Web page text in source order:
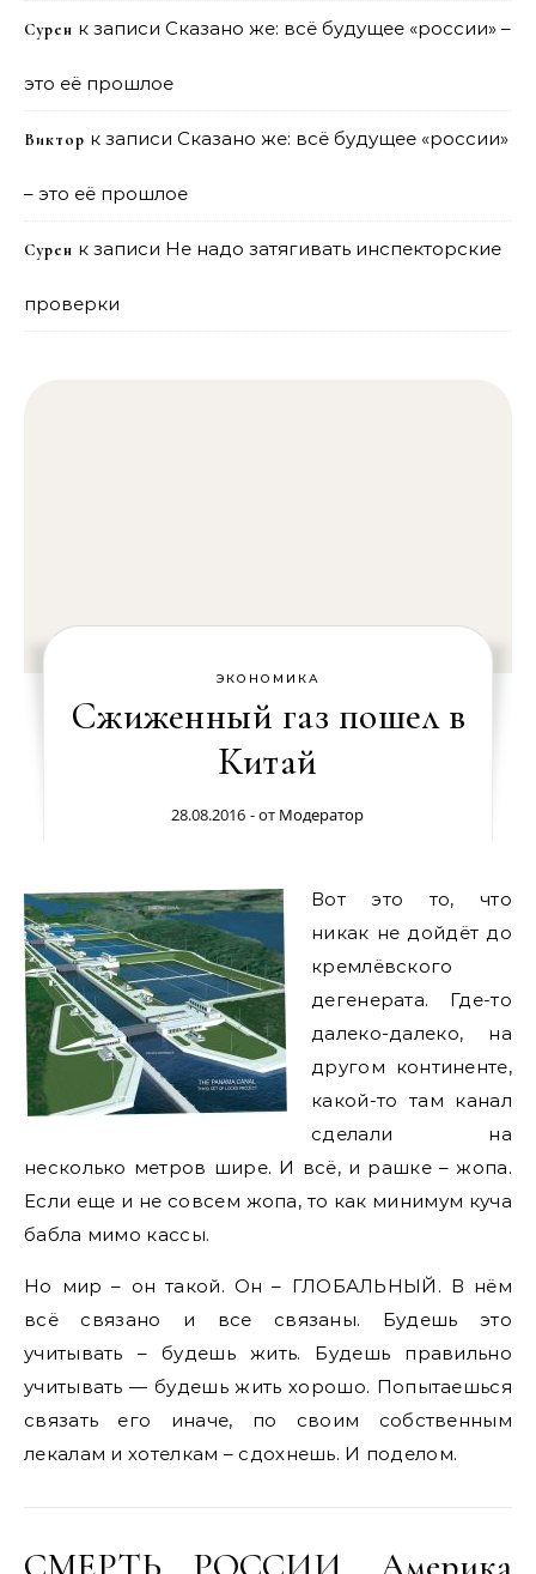
Сурен к записи Сказано же: всё будущее «россии» –
это её прошлое
Виктор к записи Сказано же: всё будущее «россии»
– это её прошлое
Сурен к записи Не надо затягивать инспекторские
проверки
ЭКОНОМИКА
Сжиженный газ пошел в
Китай
28.08.2016 - от Модератор
Вот это то, что
никак не дойдёт до
кремлёвского
дегенерата. Где-то
далеко-далеко, на
другом континенте,
какой-то там канал
сделали на
несколько метров шире. И всё, и рашке – жопа.
Если еще и не совсем жопа, то как минимум куча
бабла мимо кассы.
Но мир – он такой. Он – ГЛОБАЛЬНЫЙ. В нём
всё связано и все связаны. Будешь это
учитывать – будешь жить. Будешь правильно
учитывать — будешь жить хорошо. Попытаешься
связать его иначе, по своим собственным
лекалам и хотелкам – сдохнешь. И поделом.